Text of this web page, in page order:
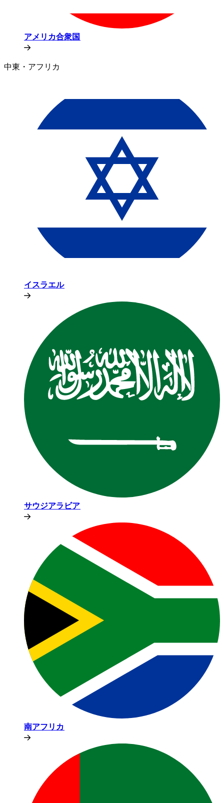
アメリカ合衆国​​
中東・アフリカ​​
イスラエル​​
サウジアラビア​​
南アフリカ​​